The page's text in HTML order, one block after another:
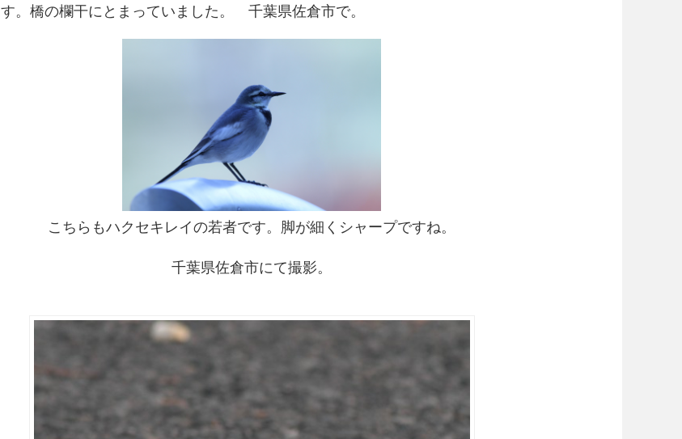
す。橋の欄干にとまっていました。 千葉県佐倉市で。
こちらもハクセキレイの若者です。脚が細くシャープですね。
千葉県佐倉市にて撮影。